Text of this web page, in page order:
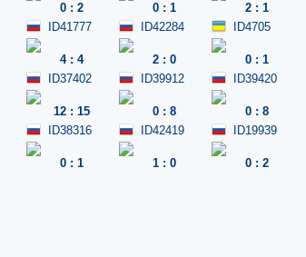
0 : 2 0 : 1 2 : 1
ID41777
4: 4
ID42284
2 : 0
ID4705
0 : 1
ID37402
12 : 15
ID39912
0 : 8
ID39420
0 : 8
ID38316
0 : 1
ID42419
1 : 0
ID19939
0 : 2